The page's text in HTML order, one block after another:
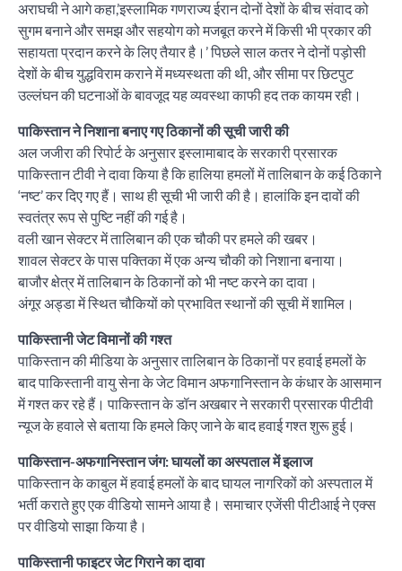
अराघची ने आगे कहा,’इस्लामिक गणराज्य ईरान दोनों देशों के बीच संवाद को
सुगम बनाने और समझ और सहयोग को मजबूत करने में किसी भी प्रकार की
सहायता प्रदान करने के लिए तैयार है।’ पिछले साल कतर ने दोनों पड़ोसी
देशों के बीच युद्धविराम कराने में मध्यस्थता की थी, और सीमा पर छिटपुट
उल्लंघन की घटनाओं के बावजूद यह व्यवस्था काफी हद तक कायम रही।
पाकिस्तान ने निशाना बनाए गए ठिकानों की सूची जारी की
अल जजीरा की रिपोर्ट के अनुसार इस्लामाबाद के सरकारी प्रसारक
पाकिस्तान टीवी ने दावा किया है कि हालिया हमलों में तालिबान के कई ठिकाने
‘नष्ट’ कर दिए गए हैं। साथ ही सूची भी जारी की है। हालांकि इन दावों की
स्वतंत्र रूप से पुष्टि नहीं की गई है।
वली खान सेक्टर में तालिबान की एक चौकी पर हमले की खबर।
शावल सेक्टर के पास पक्तिका में एक अन्य चौकी को निशाना बनाया।
बाजौर क्षेत्र में तालिबान के ठिकानों को भी नष्ट करने का दावा।
अंगूर अड्डा में स्थित चौकियों को प्रभावित स्थानों की सूची में शामिल।
पाकिस्तानी जेट विमानों की गश्त
पाकिस्तान की मीडिया के अनुसार तालिबान के ठिकानों पर हवाई हमलों के
बाद पाकिस्तानी वायु सेना के जेट विमान अफगानिस्तान के कंधार के आसमान
में गश्त कर रहे हैं। पाकिस्तान के डॉन अखबार ने सरकारी प्रसारक पीटीवी
न्यूज के हवाले से बताया कि हमले किए जाने के बाद हवाई गश्त शुरू हुई।
पाकिस्तान-अफगानिस्तान जंग: घायलों का अस्पताल में इलाज
पाकिस्तान के काबुल में हवाई हमलों के बाद घायल नागरिकों को अस्पताल में
भर्ती कराते हुए एक वीडियो सामने आया है। समाचार एजेंसी पीटीआई ने एक्स
पर वीडियो साझा किया है।
पाकिस्तानी फाइटर जेट गिराने का दावा